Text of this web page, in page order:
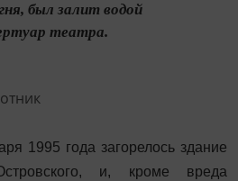
был залит водой
театра.
1995 года загорелось здание
и, кроме вреда